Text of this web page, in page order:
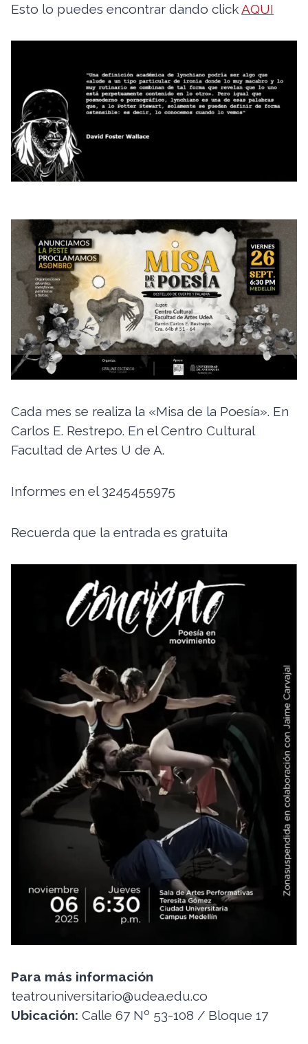
Esto lo puedes encontrar dando clickAQUI
Cada mes se realiza la «Misa de la Poesía». En
Carlos E. Restrepo. En el Centro Cultural
Facultad de Artes U de A.
Informes en el 3245455975
Recuerda que la entrada es gratuita
Para más información
teatrouniversitario@udea.edu.co
Ubicación:Calle 67 Nº 53-108 / Bloque 17